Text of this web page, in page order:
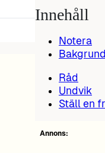
Innehåll
Notera
Bakgrund
Råd
Undvik
Ställ en
Annons: